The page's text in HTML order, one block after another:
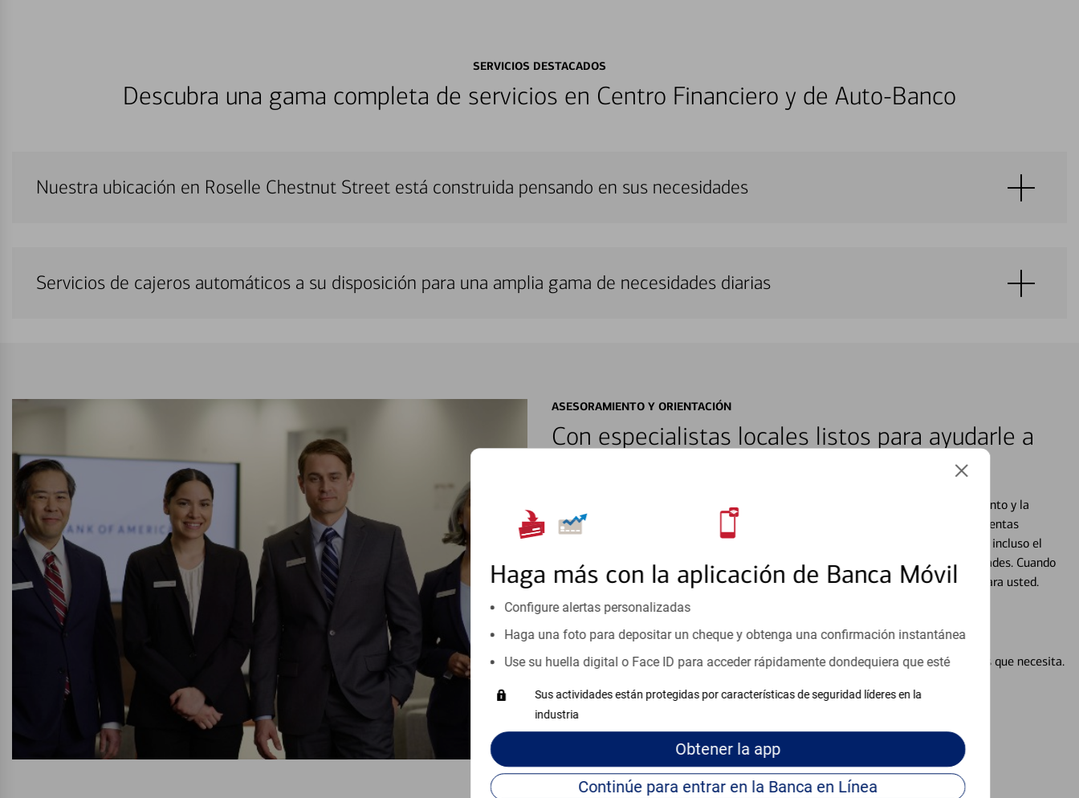
Haga más con la aplicación de Banca Móvil
Configure alertas personalizadas
Haga una foto para depositar un cheque y obtenga una confirmación instantánea
Use su huella digital o Face ID para acceder rápidamente dondequiera que esté
Sus actividades están protegidas por características de seguridad líderes en la
industria
Obtenerla app
Continúe para entrar en la Banca en Línea
SERVICIOS DESTACADOS
Descubra una gama completa de servicios en Centro Financiero y de Auto-Banco
Nuestra ubicación en Roselle Chestnut Street está construida pensando en sus necesidades
Servicios de cajeros automáticos a su disposición para una amplia gama de necesidades diarias
ASESORAMIENTO Y ORIENTACIÓN
Con especialistas locales listos para ayudarle a
Reúnase con especialistas dedicados que se centran en proporcionar el asesoramiento y la
orientación que necesita, en cualquier situación en su vida financiera. Desde sus cuentas
personales, hasta el ahorro para grandes compras, la planificación para su futuro, e incluso el
inicio o crecimiento de su negocio, su futuro se mueve de acuerdo con sus necesidades. Cuando
esté listo, un especialista trabajará con usted en un momento que sea adecuado para usted.
Vea si nuestro centro de ayuda en línea puede ayudar a proporcionar las respuestas que necesita.